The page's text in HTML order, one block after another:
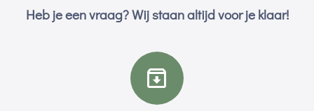
Heb je een vraag? Wij staan altijd voor je klaar!